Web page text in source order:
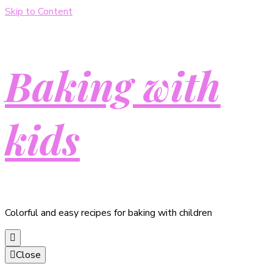
Skip to Content
Baking with
kids
Colorful and easy recipes for baking with children
Close